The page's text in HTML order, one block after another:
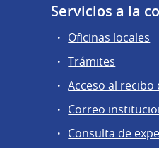
Servicios a la
Oficinas locales
Trámites
Acceso al recibo
Correo
Consulta de